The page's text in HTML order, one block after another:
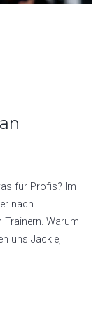
für Profis? Im
nach
Trainern. Warum
uns Jackie,